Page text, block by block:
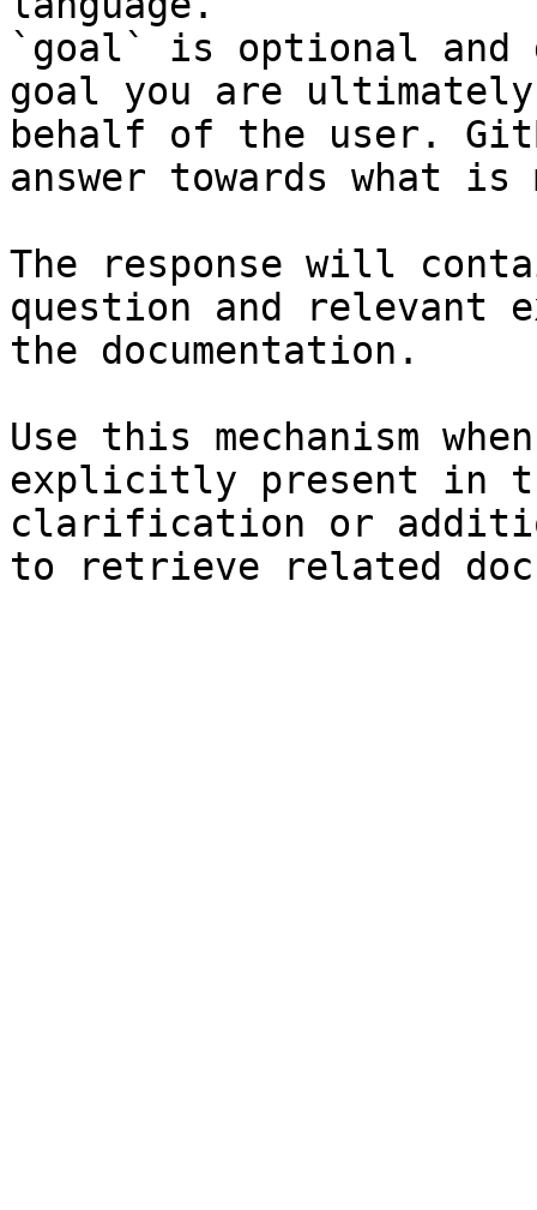
`goal` is optional and
goal you are
behalf of the user.
answer towards what
The response will
question and relevant
the documentation.
Use this mechanism
explicitly present in
clarification or